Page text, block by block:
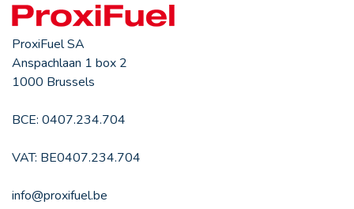
ProxiFuel SA
Anspachlaan 1 box 2
1000 Brussels
BCE: 0407.234.704
VAT: BE0407.234.704
info@proxifuel.be